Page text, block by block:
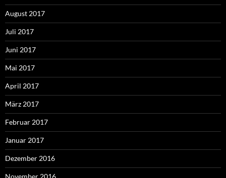
August 2017
Juli 2017
Juni 2017
Mai 2017
April 2017
März 2017
Februar 2017
Januar 2017
Dezember 2016
November 2016